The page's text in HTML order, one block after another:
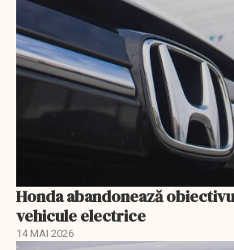
Honda abandonează
vehicule electrice
14 MAI 2026